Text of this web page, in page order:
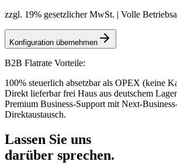
zzgl. 19% gesetzlicher MwSt. | Volle
Konfiguration übernehmen
B2B Flatrate Vorteile:
100% steuerlich absetzbar als OPEX (keine
Direkt lieferbar frei Haus aus deutschem
Premium Business-Support mit Next-
Direktaustausch.
Lassen Sie uns
darüber sprechen.